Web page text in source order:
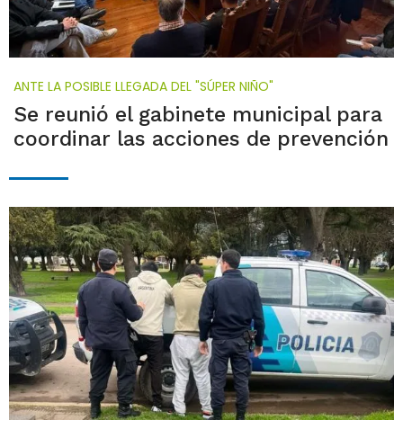
ANTE LA POSIBLE LLEGADA DEL "SÚPER NIÑO"
Se reunió el gabinete municipal para
coordinar las acciones de prevención